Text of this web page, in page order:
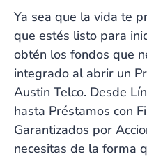
Ya sea que la vida te
que estés listo para
obtén los fondos que
integrado al abrir un
Austin Telco. Desde
hasta Préstamos con
Garantizados por
necesitas de la forma